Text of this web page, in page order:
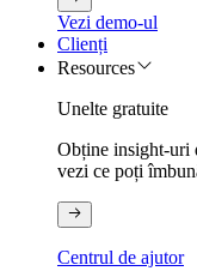
Vezi demo-ul
Clienți
Resources
Unelte gratuite
Obține insight-uri
vezi ce poți
Centrul de ajutor